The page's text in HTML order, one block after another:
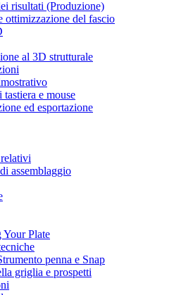
risultati (Produzione)
ottimizzazione del fascio
al 3D strutturale
e mouse
ed esportazione
assemblaggio
Your Plate
penna e Snap
griglia e prospetti